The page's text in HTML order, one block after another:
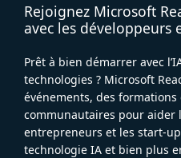
Rejoignez Microsoft
avec les développeurs
Prêt à bien démarrer avec
technologies ? Microsoft
événements, des formations
communautaires pour aider
entrepreneurs et les start-
technologie IA et bien plus